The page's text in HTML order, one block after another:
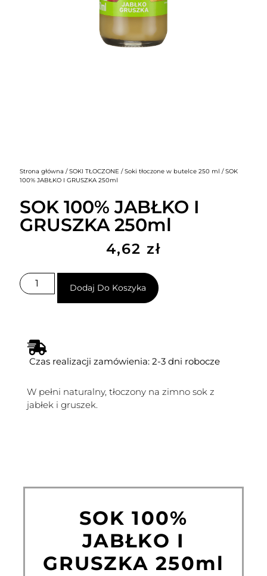
Strona główna /SOKI TŁOCZONE /Soki tłoczone w butelce 250 ml / SOK
100% JABŁKO I GRUSZKA 250ml
SOK 100% JABŁKO I
GRUSZKA 250ml
4,62 zł
Dodaj Do Koszyka
Czas realizacji zamówienia: 2-3 dni robocze
W pełni naturalny, tłoczony na zimno sok z
jabłek i gruszek.
SOK 100%
JABŁKO I
GRUSZKA 250ml